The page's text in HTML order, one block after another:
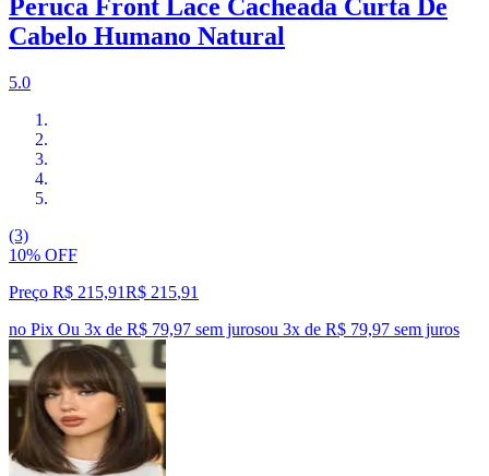
Peruca Front Lace Cacheada Curta De
Cabelo Humano Natural
5.0
(3)
10% OFF
Preço R$ 215,91R$ 215,91
no Pix Ou 3x de R$ 79,97 sem jurosou 3x de R$ 79,97 sem juros